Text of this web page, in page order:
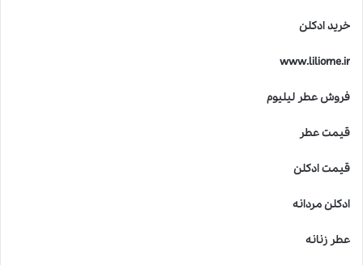
خرید ادکلن
www.liliome.ir
فروش عطر لیلیوم
قیمت عطر
قیمت ادکلن
ادکلن مردانه
عطر زنانه